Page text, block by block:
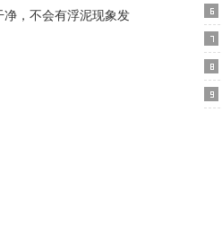
净，不会有浮泥现象发